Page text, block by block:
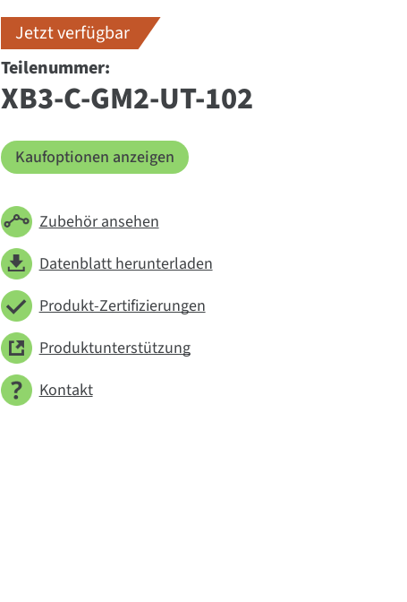
Jetzt verfügbar
Teilenummer:
XB3-C-GM2-UT-102
Kaufoptionen anzeigen
Zubehör ansehen
Datenblatt herunterladen
Produkt-Zertifizierungen
Produktunterstützung
Kontakt